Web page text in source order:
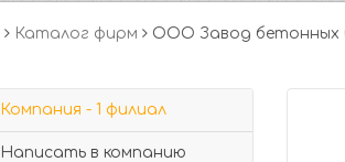
Каталог фирм ООО Завод бетонных
Компания - 1 филиал
Написать в компанию